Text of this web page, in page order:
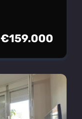
€159.000